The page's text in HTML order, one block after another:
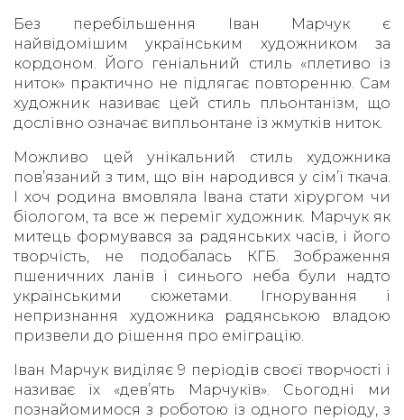
Без перебільшення Іван Марчук є
найвідомішим українським художником за
кордоном. Його геніальний стиль «плетиво із
ниток» практично не підлягає повторенню. Сам
художник називає цей стиль пльонтанізм, що
дослівно означає випльонтане із жмутків ниток.
Можливо цей унікальний стиль художника
пов’язаний з тим, що він народився у сім’ї ткача.
І хоч родина вмовляла Івана стати хірургом чи
біологом, та все ж переміг художник. Марчук як
митець формувався за радянських часів, і його
творчість, не подобалась КГБ. Зображення
пшеничних ланів і синього неба були надто
українськими сюжетами. Ігнорування і
непризнання художника радянською владою
призвели до рішення про еміграцію.
Іван Марчук виділяє 9 періодів своєї творчості і
називає їх «дев’ять Марчуків». Сьогодні ми
познайомимося з роботою із одного періоду, з